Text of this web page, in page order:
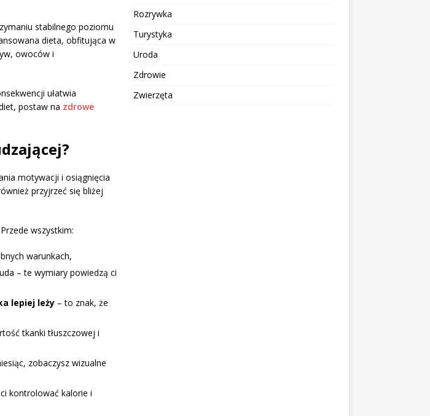
stabilnego poziomu
dieta, obfitująca w
owoców i
ułatwia
postaw na zdrowe
motywacji i osiągnięcia
przyjrzeć się bliżej
wszystkim:
warunkach,
– te wymiary powiedzą ci
lepiej leży – to znak, że
tkanki tłuszczowej i
zobaczysz wizualne
kontrolować kalorie i
Rozrywka
Turystyka
Uroda
Zdrowie
Zwierzęta